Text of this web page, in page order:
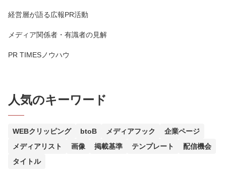
経営層が語る広報PR活動
メディア関係者・有識者の見解
PR TIMESノウハウ
人気のキーワード
WEBクリッピング btoB メディアフック
企業ページ
メディアリスト
画像 掲載基準 テンプレート
配信機会
タイトル